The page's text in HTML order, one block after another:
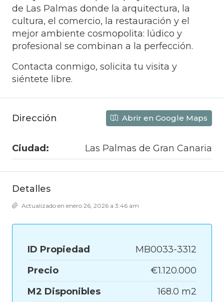
de Las Palmas donde la arquitectura, la
cultura, el comercio, la restauración y el
mejor ambiente cosmopolita: lúdico y
profesional se combinan a la perfección.
Contacta conmigo, solicita tu visita y
siéntete libre.
Dirección Abrir en Google Maps
Ciudad: Las Palmas de Gran Canaria
Detalles
Actualizado en enero 26, 2026 a 3:46 am
ID Propiedad
MB0033-3312
Precio
€1.120.000
M2 Disponibles
168.0 m2